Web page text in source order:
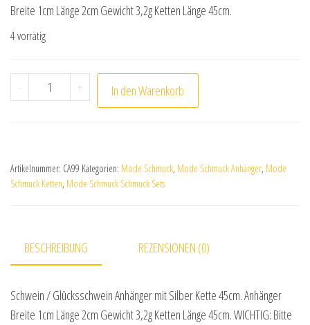
Breite 1cm Länge 2cm Gewicht 3,2g Ketten Länge 45cm.
4 vorrätig
- Schwein / Glücksschwein Anhänger mit Silber Kette
+ In den Warenkorb
Artikelnummer: CA99 Kategorien: Mode Schmuck, Mode Schmuck Anhänger, Mode
Schmuck Ketten, Mode Schmuck Schmuck Sets
BESCHREIBUNG REZENSIONEN (0)
Schwein / Glücksschwein Anhänger mit Silber Kette 45cm. Anhänger
Breite 1cm Länge 2cm Gewicht 3,2g Ketten Länge 45cm. WICHTIG: Bitte